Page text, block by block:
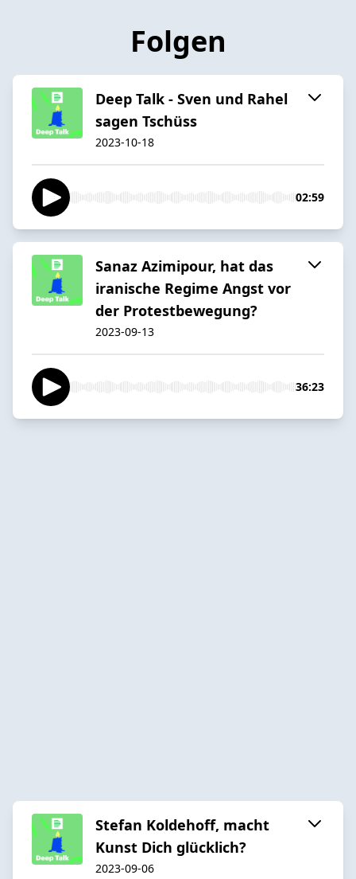
Folgen
Deep Talk - Sven und Rahel
sagen Tschüss
2023-10-18
02:59
Sanaz Azimipour, hat das
iranische Regime Angst vor
der Protestbewegung?
2023-09-13
36:23
Stefan Koldehoff, macht
Kunst Dich glücklich?
2023-09-06